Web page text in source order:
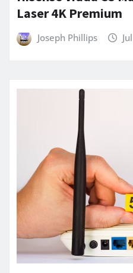
Laser 4K Premium
Joseph Phillips